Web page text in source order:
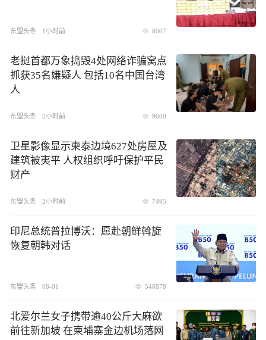
东盟头条 1小时前 8007
​老挝首都万象捣毁4处网络诈骗窝点
抓获35名嫌疑人 包括10名中国台湾
人
东盟头条 2小时前 9600
卫星影像显示柬泰边境627处房屋及
建筑被夷平 人权组织呼吁保护平民
财产
东盟头条 2小时前 7495
印尼总统普拉博沃：愿赴朝鲜斡旋
恢复朝韩对话
东盟头条 08-01 548878
北爱尔兰女子携带逾40公斤大麻欲
前往新加坡 在柬埔寨金边机场落网